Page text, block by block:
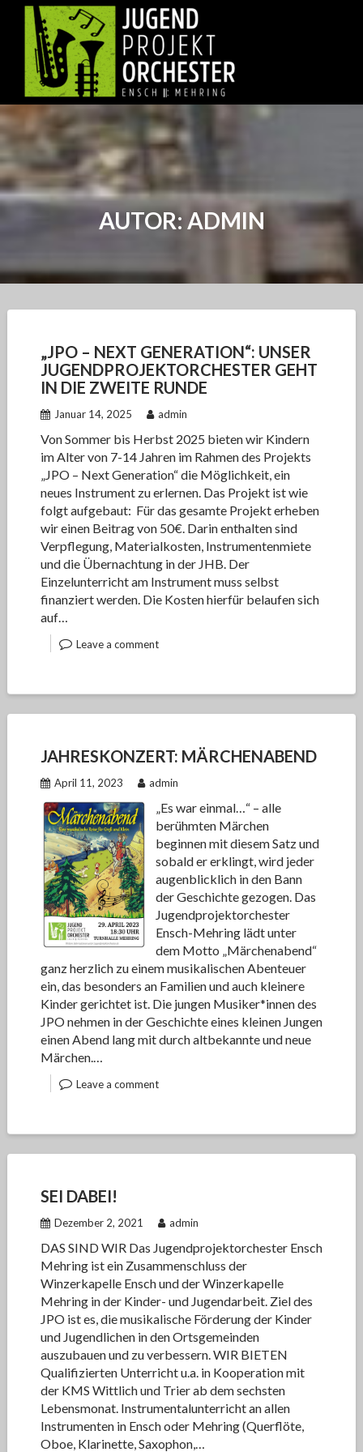
content
AUTOR: ADMIN
„JPO – NEXT GENERATION“: UNSER
JUGENDPROJEKTORCHESTER GEHT
IN DIE ZWEITE RUNDE
Januar 14, 2025 admin
Von Sommer bis Herbst 2025 bieten wir Kindern
im Alter von 7-14 Jahren im Rahmen des Projekts
„JPO – Next Generation“ die Möglichkeit, ein
neues Instrument zu erlernen. Das Projekt ist wie
folgt aufgebaut: Für das gesamte Projekt erheben
wir einen Beitrag von 50€. Darin enthalten sind
Verpflegung, Materialkosten, Instrumentenmiete
und die Übernachtung in der JHB. Der
Einzelunterricht am Instrument muss selbst
finanziert werden. Die Kosten hierfür belaufen sich
auf…
Leave a comment
JAHRESKONZERT: MÄRCHENABEND
April 11, 2023 admin
„Es war einmal…“ – alle
berühmten Märchen
beginnen mit diesem Satz und
sobald er erklingt, wird jeder
augenblicklich in den Bann
der Geschichte gezogen. Das
Jugendprojektorchester
Ensch-Mehring lädt unter
dem Motto „Märchenabend“
ganz herzlich zu einem musikalischen Abenteuer
ein, das besonders an Familien und auch kleinere
Kinder gerichtet ist. Die jungen Musiker*innen des
JPO nehmen in der Geschichte eines kleinen Jungen
einen Abend lang mit durch altbekannte und neue
Märchen.…
Leave a comment
SEI DABEI!
Dezember 2, 2021 admin
DAS SIND WIR Das Jugendprojektorchester Ensch
Mehring ist ein Zusammenschluss der
Winzerkapelle Ensch und der Winzerkapelle
Mehring in der Kinder- und Jugendarbeit. Ziel des
JPO ist es, die musikalische Förderung der Kinder
und Jugendlichen in den Ortsgemeinden
auszubauen und zu verbessern. WIR BIETEN
Qualifizierten Unterricht u.a. in Kooperation mit
der KMS Wittlich und Trier ab dem sechsten
Lebensmonat. Instrumentalunterricht an allen
Instrumenten in Ensch oder Mehring (Querflöte,
Oboe, Klarinette, Saxophon,…